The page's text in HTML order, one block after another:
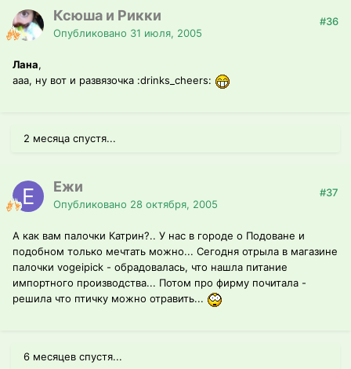
Ксюша и Рикки
Опубликовано 31 июля, 2005
#36
Лана,
ааа, ну вот и развязочка :drinks_cheers:
2 месяца спустя...
Ежи
Опубликовано 28 октября, 2005
#37
А как вам палочки Катрин?.. У нас в городе о Подоване и
подобном только мечтать можно... Сегодня отрыла в магазине
палочки vogeipick - обрадовалась, что нашла питание
импортного производства... Потом про фирму почитала -
решила что птичку можно отравить...
6 месяцев спустя...